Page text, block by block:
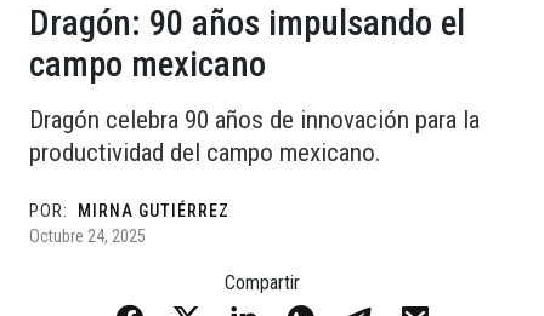
Dragón: 90 años impulsando el
campo mexicano
Dragón celebra 90 años de innovación para la
productividad del campo mexicano.
POR:
MIRNA GUTIÉRREZ
Octubre 24, 2025
Compartir